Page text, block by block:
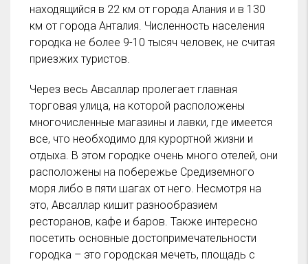
находящийся в 22 км от города Алания и в 130
км от города Анталия. Численность населения
городка не более 9-10 тысяч человек, не считая
приезжих туристов.
Через весь Авсаллар пролегает главная
торговая улица, на которой расположены
многочисленные магазины и лавки, где имеется
все, что необходимо для курортной жизни и
отдыха. В этом городке очень много отелей, они
расположены на побережье Средиземного
моря либо в пяти шагах от него. Несмотря на
это, Авсаллар кишит разнообразием
ресторанов, кафе и баров. Также интересно
посетить основные достопримечательности
городка – это городская мечеть, площадь с